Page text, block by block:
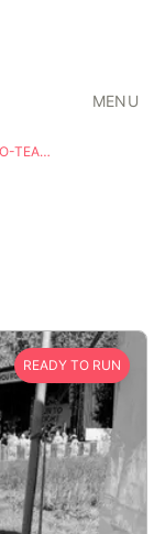
MENU
KINDERONCO-TEAM UZ LEUVEN
READY TO RUN